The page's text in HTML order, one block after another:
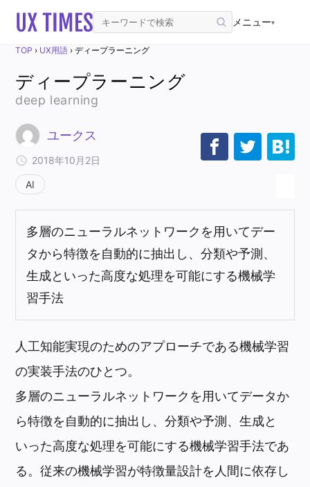
メニュー▾
TOP › UX用語 ›ディープラーニング
ディープラーニング
deep learning
ユークス
2018年10月2日
AI
多層のニューラルネットワークを用いてデー
タから特徴を自動的に抽出し、分類や予測、
生成といった高度な処理を可能にする機械学
習手法
人工知能実現のためのアプローチである機械学習
の実装手法のひとつ。
多層のニューラルネットワークを用いてデータか
ら特徴を自動的に抽出し、分類や予測、生成と
いった高度な処理を可能にする機械学習手法であ
る。従来の機械学習が特徴量設計を人間に依存し